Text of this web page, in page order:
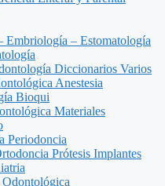
Embriología – Estomatología
Diccionarios Varios
Anestesia
Bioqui
Materiales
Periodoncia
Prótesis Implantes